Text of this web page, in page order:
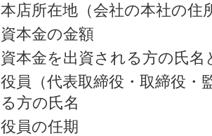
本店所在地（会社の本社の住
資本金の金額
資本金を出資される方の氏名
役員（代表取締役・取締役・
る方の氏名
役員の任期